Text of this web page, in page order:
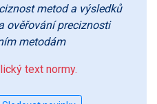
metod a výsledků
ověřování preciznosti
metodám
text normy.